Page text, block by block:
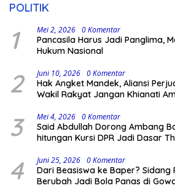
POLITIK
1 Mei 2, 2026 0 Komentar
Pancasila Harus Jadi Panglima,
Hukum Nasional
2 Juni 10, 2026 0 Komentar
Hak Angket Mandek, Aliansi
Wakil Rakyat Jangan Khianati
3 Mei 4, 2026 0 Komentar
Said Abdullah Dorong Ambang
hitungan Kursi DPR Jadi Dasar
4 Juni 25, 2026 0 Komentar
Dari Beasiswa ke Baper? Sidang
Berubah Jadi Bola Panas di